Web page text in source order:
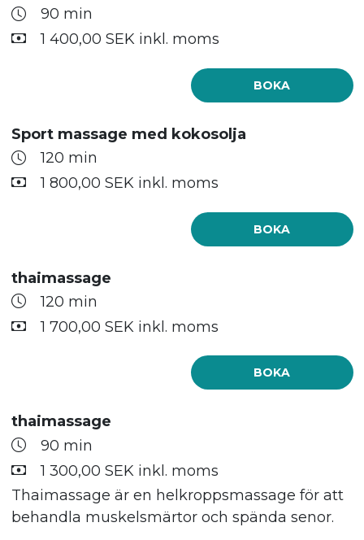
90 min
1 400,00 SEK inkl. moms
BOKA
Sport massage med kokosolja
120 min
1 800,00 SEK inkl. moms
BOKA
thaimassage
120 min
1 700,00 SEK inkl. moms
BOKA
thaimassage
90 min
1 300,00 SEK inkl. moms
Thaimassage är en helkroppsmassage för att
behandla muskelsmärtor och spända senor.